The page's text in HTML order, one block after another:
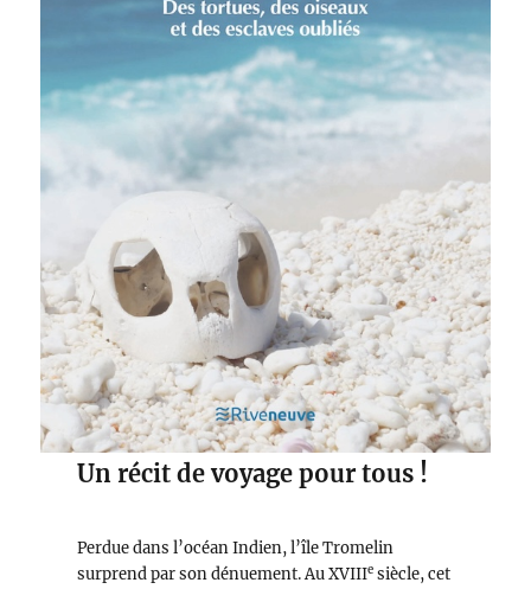
Un récit de voyage pour tous !
Perdue dans l’océan Indien, l’île Tromelin
surprend par son dénuement. Au XVIIIesiècle, cet